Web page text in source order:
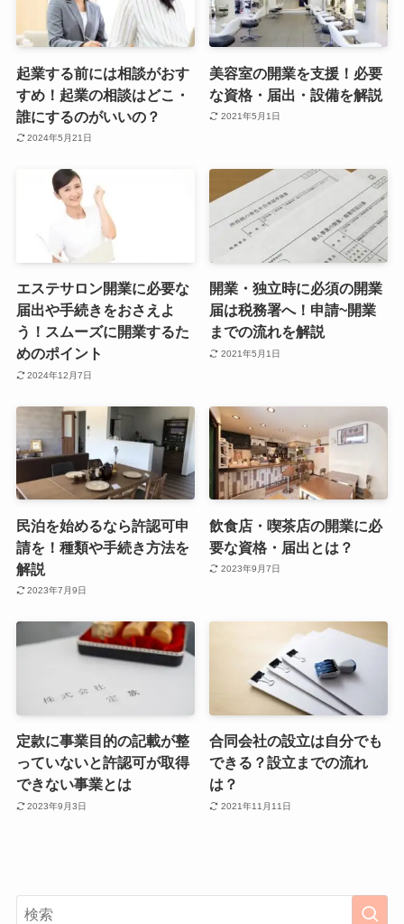
起業する前には相談がおす
すめ！起業の相談はどこ・
誰にするのがいいの？
2024年5月21日
美容室の開業を支援！必要
な資格・届出・設備を解説
2021年5月1日
エステサロン開業に必要な
届出や手続きをおさえよ
う！スムーズに開業するた
めのポイント
2024年12月7日
開業・独立時に必須の開業
届は税務署へ！申請~開業
までの流れを解説
2021年5月1日
民泊を始めるなら許認可申
請を！種類や手続き方法を
解説
2023年7月9日
飲食店・喫茶店の開業に必
要な資格・届出とは？
2023年9月7日
定款に事業目的の記載が整
っていないと許認可が取得
できない事業とは
2023年9月3日
合同会社の設立は自分でも
できる？設立までの流れ
は？
2021年11月11日